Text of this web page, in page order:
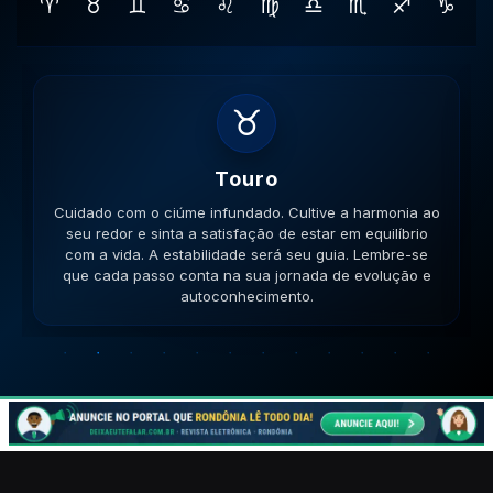
♈ ♉ ♊ ♋ ♌ ♍ ♎ ♏ ♐ ♑
♊
Gemeos
Cuidado com a inconsistência nas relações. Mantenha
a mente aberta para novos aprendizados e trocas de
ideias enriquecedoras. Sua comunicação será a chave.
Lembre-se que cada passo conta na sua jornada de
evolução e autoconhecimento.